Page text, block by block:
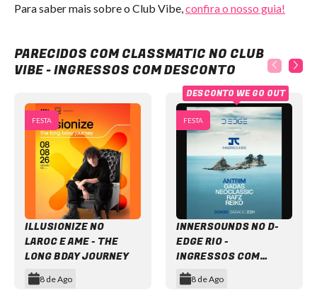
Para saber mais sobre o Club Vibe,confira o nosso guia!
PARECIDOS COM CLASSMATIC NO CLUB
VIBE - INGRESSOS COM DESCONTO
FESTA
ILLUSIONIZE NO
LAROC E AME - THE
LONG BDAY JOURNEY
8 de Ago
FESTA
INNERSOUNDS NO D-
EDGE RIO -
INGRESSOS COM
DESCONTO
8 de Ago
DESCONTO WE GO OUT